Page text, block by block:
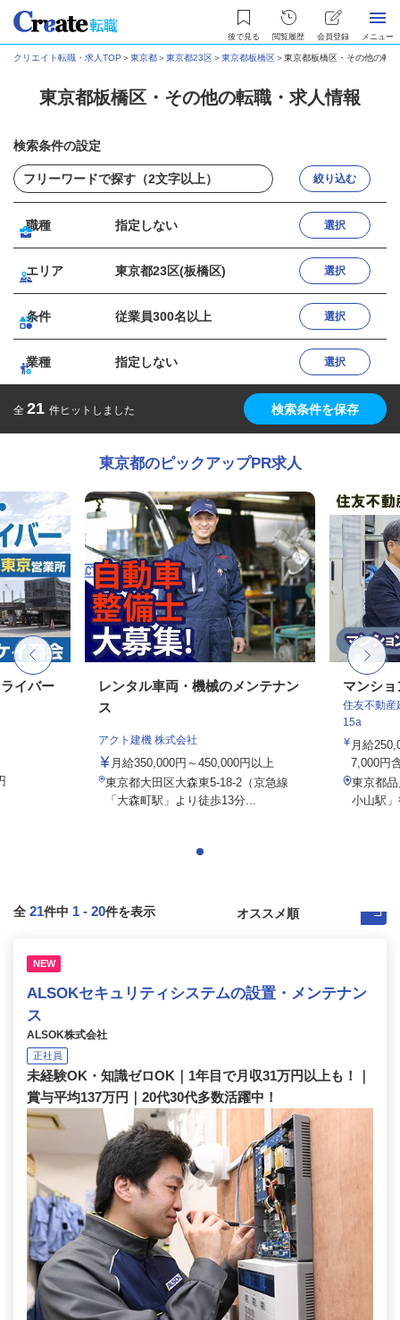
後で見る 閲覧履歴 会員登録 メニュー
クリエイト転職・求人TOP ＞東京都＞東京都23区＞東京都板橋区＞東京都板橋区・その他の転
東京都板橋区・その他の転職・求人情報
検索条件の設定
絞り込む
職種 指定しない 選択
エリア 東京都23区(板橋区) 選択
条件 従業員300名以上 選択
業種 指定しない 選択
全 21 件ヒットしました 検索条件を保存
東京都のピックアップPR求人
イバー
レンタル車両・機械のメンテナン
ス
アクト建機 株式会社
月給350,000円～450,000円以上
東京都大田区大森東5-18-2（京急線
「大森町駅」より徒歩13分...
マンシ
住友不動産
15a
月給
7,000円
東京都
小山駅
全 21件中 1 - 20件を表示
NEW
ALSOKセキュリティシステムの設置・メンテナン
ス
ALSOK株式会社
正社員
未経験OK・知識ゼロOK｜1年目で月収31万円以上も！｜
賞与平均137万円｜20代30代多数活躍中！